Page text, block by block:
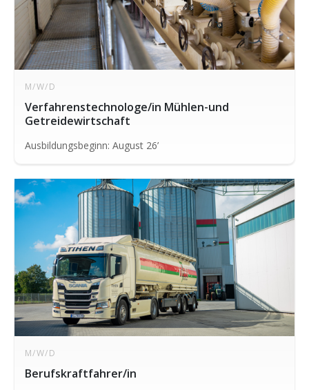
M/W/D
Verfahrenstechnologe/in Mühlen-und
Getreidewirtschaft
Ausbildungsbeginn: August 26’
M/W/D
Berufskraftfahrer/in